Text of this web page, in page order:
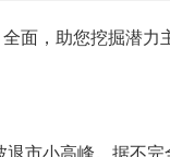
，助您挖掘潜力
小高峰。据不完